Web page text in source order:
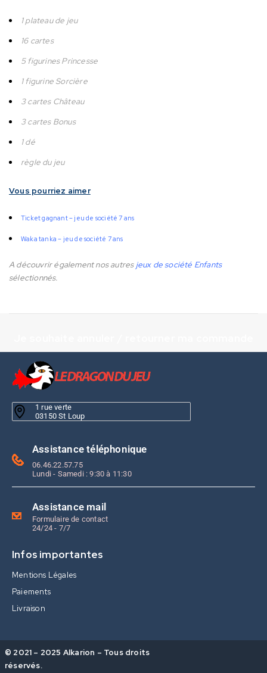
1 plateau de jeu
16 cartes
5 figurines Princesse
1 figurine Sorcière
3 cartes Château
3 cartes Bonus
1 dé
règle du jeu
Vous pourriez aimer
Ticket gagnant – jeu de société 7 ans
Waka tanka – jeu de société 7 ans
A découvrir également nos autresjeux de société Enfants
sélectionnés.
1 rue verte
03150 St Loup
Assistance téléphonique
06.46.22.57.75
Lundi - Samedi : 9:30 à 11:30
Assistance mail
Formulaire de contact
24/24 - 7/7
Infos importantes
Mentions Légales
Paiements
Livraison
© 2021 – 2025 Alkarion – Tous droits
réservés.